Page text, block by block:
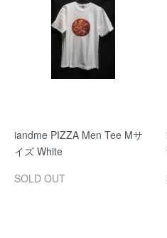
iandme PIZZA Men Tee Mサ
イズ White
SOLD OUT